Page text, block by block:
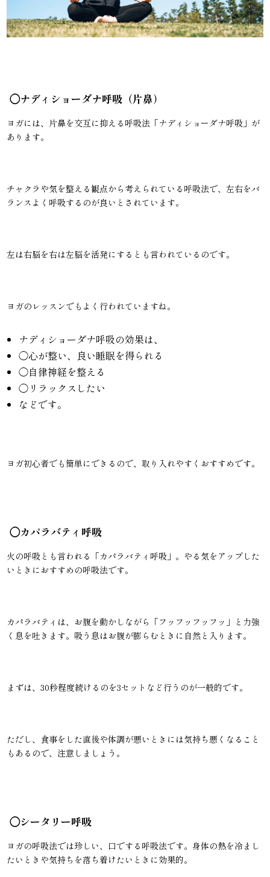
◯ナディショーダナ呼吸（片鼻）
ヨガには、片鼻を交互に抑える呼吸法「ナディショーダナ呼吸」が
あります。
チャクラや気を整える観点から考えられている呼吸法で、左右をバ
ランスよく呼吸するのが良いとされています。
左は右脳を右は左脳を活発にするとも言われているのです。
ヨガのレッスンでもよく行われていますね。
ナディショーダナ呼吸の効果は、
◯心が整い、良い睡眠を得られる
◯自律神経を整える
◯リラックスしたい
などです。
ヨガ初心者でも簡単にできるので、取り入れやすくおすすめです。
◯カパラバティ呼吸
火の呼吸とも言われる「カパラバティ呼吸」。やる気をアップした
いときにおすすめの呼吸法です。
カパラバティは、お腹を動かしながら「フッフッフッフッ」と力強
く息を吐きます。吸う息はお腹が膨らむときに自然と入ります。
まずは、30秒程度続けるのを3セットなど行うのが一般的です。
ただし、食事をした直後や体調が悪いときには気持ち悪くなること
もあるので、注意しましょう。
◯シータリー呼吸
ヨガの呼吸法では珍しい、口でする呼吸法です。身体の熱を冷まし
たいときや気持ちを落ち着けたいときに効果的。